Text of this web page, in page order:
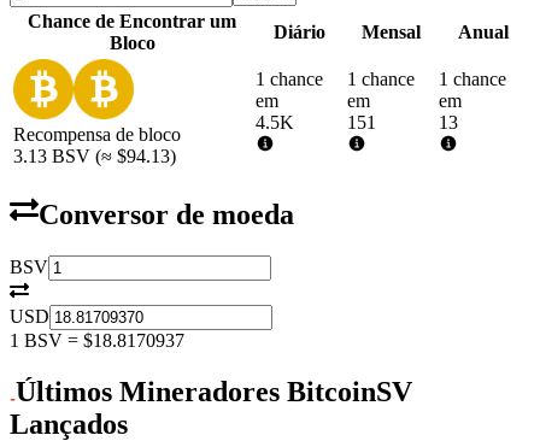
Chance de Encontrar um
Bloco
Diário Mensal Anual
Recompensa de bloco
3.13 BSV (≈ $94.13)
1 chance
em
4.5K
1 chance
em
151
1 chance
em
13
Conversor de moeda
BSV
USD
1 BSV = $18.8170937
Últimos Mineradores BitcoinSV
Lançados